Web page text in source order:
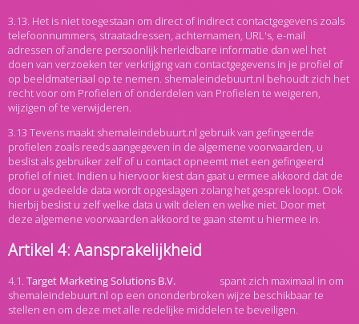
3.13. Het is niet toegestaan om direct of indirect contactgegevens zoals
telefoonnummers, straatadressen, achternamen, URL's, e-mail
adressen of andere persoonlijk herleidbare informatie dan wel het
doen van verzoeken ter verkrijging van contactgegevens in je profiel of
op beeldmateriaal op te nemen. shemaleindebuurt.nl behoudt zich het
recht voor om Profielen of onderdelen van Profielen te weigeren,
wijzigen of te verwijderen.
3.13 Tevens maakt shemaleindebuurt.nl gebruik van gefingeerde
profielen zoals reeds aangegeven in de algemene voorwaarden, u
beslist als gebruiker zelf of u contact opneemt met een gefingeerd
profiel of niet. Indien u hiervoor kiest dan gaat u ermee akkoord dat de
door u gedeelde data wordt opgeslagen zolang het gesprek loopt. Ook
hierbij beslist u zelf welke data u wilt delen en welke niet. Door met
deze algemene voorwaarden akkoord te gaan stemt u hiermee in.
Artikel 4: Aansprakelijkheid
4.1.
spant zich maximaal in om
shemaleindebuurt.nl op een ononderbroken wijze beschikbaar te
stellen en om deze met alle redelijke middelen te beveiligen.